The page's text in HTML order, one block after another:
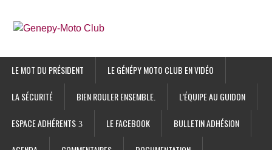
LE MOT DU PRÉSIDENT LE GÉNÉPY MOTO CLUB EN VIDÉO
LA SÉCURITÉ BIEN ROULER ENSEMBLE. L’ÉQUIPE AU GUIDON
ESPACE ADHÉRENTS LE FACEBOOK BULLETIN ADHÉSION